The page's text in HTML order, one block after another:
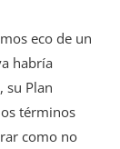
eco de un
habría
su Plan
términos
como no